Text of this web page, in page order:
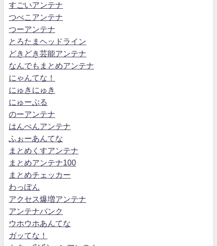
すごいアンテナ
つべこアンテナ
つーアンテナ
とろたまヘッドライン
どきどき芸能アンテナ
なんでもまとめアンテナ
にゃんてな！
にゅきにゅき
にゅーぷる
のーアンテナ
はんぺんアンテナ
ふぉーあんてな
まとめくすアンテナ
まとめアンテナ100
まとめチェッカー
わっぽん
アクセス爆増アンテナ
アンテナバンク
ウホウホあんてな
ガッてな！